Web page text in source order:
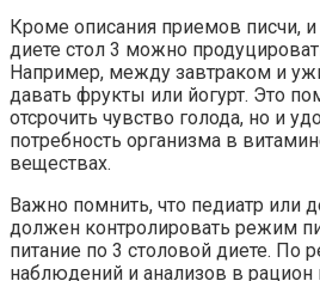
Кроме описания приемов писчи,
диете стол 3 можно
Например, между завтраком и
давать фрукты или йогурт. Это
отсрочить чувство голода, но и
потребность организма в
веществах.
Важно помнить, что педиатр или
должен контролировать режим
питание по 3 столовой диете. По
наблюдений и анализов в